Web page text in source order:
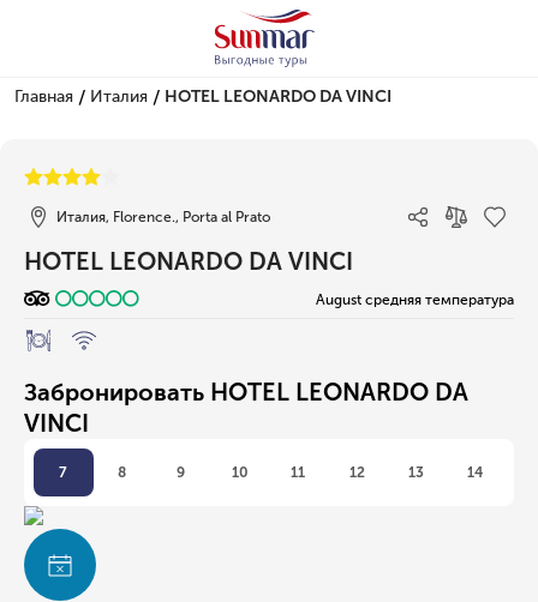
Главная / Италия / HOTEL LEONARDO DA VINCI
Италия, Florence., Porta al Prato
HOTEL LEONARDO DA VINCI
August средняя температура
Забронировать HOTEL LEONARDO DA
VINCI
7 8 9 10 11 12 13 14